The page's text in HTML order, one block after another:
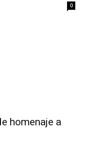
0
homenaje a